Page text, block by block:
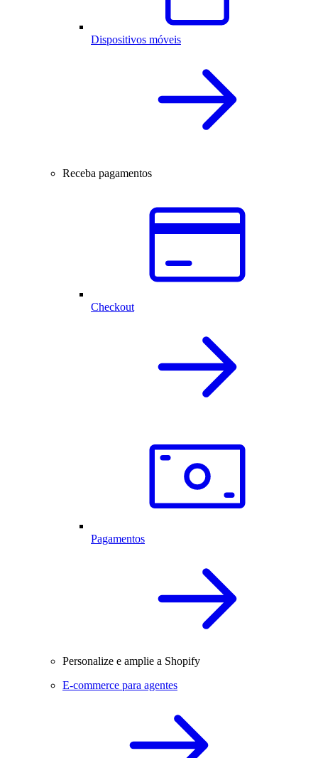
Dispositivos móveis
Receba pagamentos
Checkout
Pagamentos
Personalize e amplie a Shopify
E-commerce para agentes